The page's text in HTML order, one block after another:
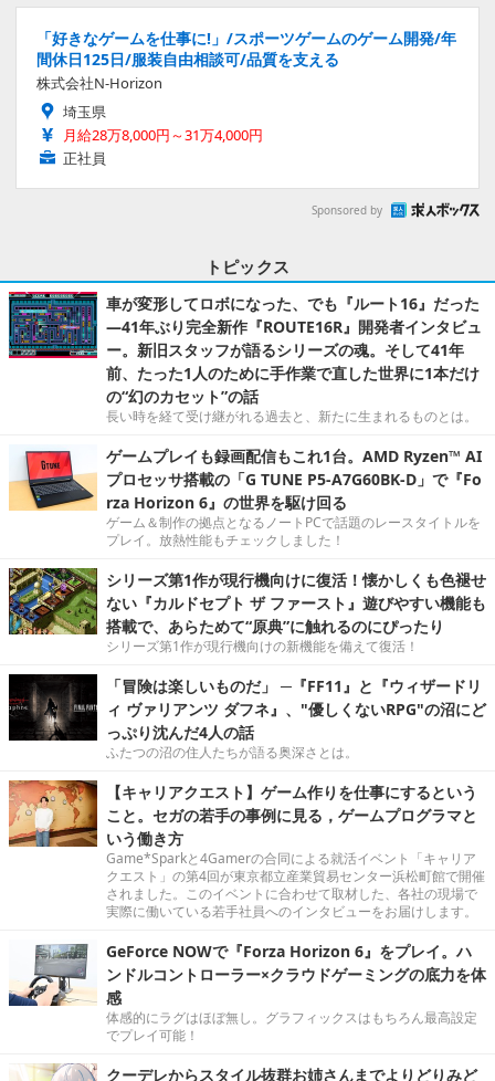
「好きなゲームを仕事に!」/スポーツゲームのゲーム開発/年
間休日125日/服装自由相談可/品質を支える
株式会社N-Horizon
埼玉県
月給28万8,000円～31万4,000円
正社員
Sponsored by
トピックス
車が変形してロボになった、でも『ルート16』だった
―41年ぶり完全新作『ROUTE16R』開発者インタビュ
ー。新旧スタッフが語るシリーズの魂。そして41年
前、たった1人のために手作業で直した世界に1本だけ
の“幻のカセット”の話
長い時を経て受け継がれる過去と、新たに生まれるものとは。
ゲームプレイも録画配信もこれ1台。AMD Ryzen™ AI
プロセッサ搭載の「G TUNE P5-A7G60BK-D」で『Fo
rza Horizon 6』の世界を駆け回る
ゲーム＆制作の拠点となるノートPCで話題のレースタイトルを
プレイ。放熱性能もチェックしました！
シリーズ第1作が現行機向けに復活！懐かしくも色褪せ
ない『カルドセプト ザ ファースト』遊びやすい機能も
搭載で、あらためて“原典”に触れるのにぴったり
シリーズ第1作が現行機向けの新機能を備えて復活！
「冒険は楽しいものだ」 ─『FF11』と『ウィザードリ
ィ ヴァリアンツ ダフネ』、"優しくないRPG"の沼にど
っぷり沈んだ4人の話
ふたつの沼の住人たちが語る奥深さとは。
【キャリアクエスト】ゲーム作りを仕事にするという
こと。セガの若手の事例に見る，ゲームプログラマと
いう働き方
Game*Sparkと4Gamerの合同による就活イベント「キャリア
クエスト」の第4回が東京都立産業貿易センター浜松町館で開催
されました。このイベントに合わせて取材した、各社の現場で
実際に働いている若手社員へのインタビューをお届けします。
GeForce NOWで『Forza Horizon 6』をプレイ。ハ
ンドルコントローラー×クラウドゲーミングの底力を体
感
体感的にラグはほぼ無し。グラフィックスはもちろん最高設定
でプレイ可能！
クーデレからスタイル抜群お姉さんまでよりどりみど